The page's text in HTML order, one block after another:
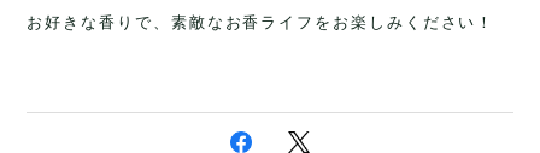
お好きな香りで、素敵なお香ライフをお楽しみください！